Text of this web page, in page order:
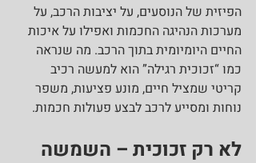
הפיזית של הנוסעים, על יציבות הרכב, על
מערכות הנהיגה החכמות ואפילו על איכות
החיים היומיומית בתוך הרכב. מה שנראה
כמו “זכוכית רגילה” הוא למעשה רכיב
קריטי שמציל חיים, מונע פציעות, משפר
נוחות ומסייע לרכב לבצע פעולות חכמות.
לא רק זכוכית – השמשה